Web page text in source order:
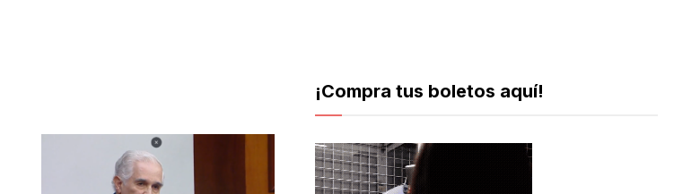
¡Compra tus boletos aquí!